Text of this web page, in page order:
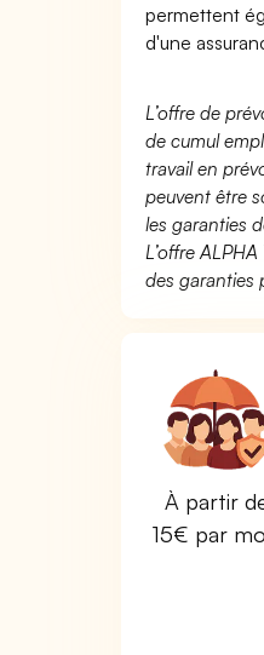
permettent
d'une
L’offre de
de cumul
travail en
peuvent être
les garanties
L’offre
des garanties
À partir
15€ par